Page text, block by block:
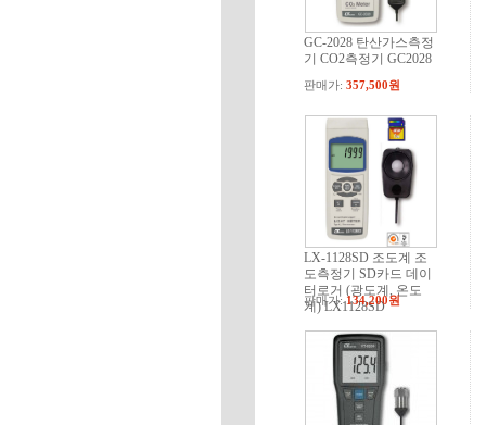
GC-2028 탄산가스측정
기 CO2측정기 GC2028
판매가:357,500원
LX-1128SD 조도계 조
도측정기 SD카드 데이
터로거 (광도계, 온도
계) LX1128SD
판매가:134,200원